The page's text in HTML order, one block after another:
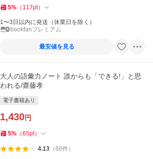
5% （ 117pt）
1〜3日以内に発送（休業日を除く）
bookfanプレミアム
最安値を見る
大人の語彙力ノート 誰からも「できる!」と思
われる/齋藤孝
電子書籍あり
1,430円
5% （65pt）
4.13（60件）